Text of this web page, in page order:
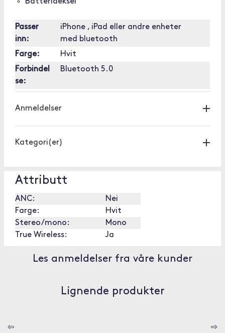
Passer
inn:
iPhone , iPad eller andre enheter
med bluetooth
Farge:
Hvit
Forbindel
se:
Bluetooth 5.0
Anmeldelser
Kategori(er)
Attributt
ANC:
Nei
Farge:
Hvit
Stereo/mono:
Mono
True Wireless:
Ja
Les anmeldelser fra våre kunder
Lignende produkter
⇦ ⇨